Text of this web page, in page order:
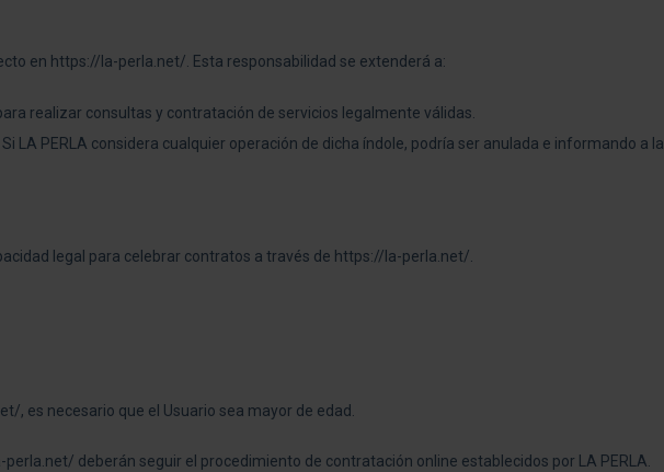
en https://la-perla.net/. Esta responsabilidad se extenderá a:
realizar consultas y contratación de servicios legalmente válidas.
LA PERLA considera cualquier operación de dicha índole, podría ser anulada e informando a
legal para celebrar contratos a través de https://la-perla.net/.
, es necesario que el Usuario sea mayor de edad.
deberán seguir el procedimiento de contratación online establecidos por LA PERLA.